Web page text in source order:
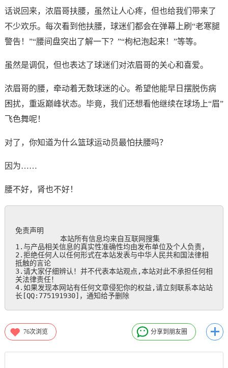
话说回来，浓眉哥扶腰，虽然让人心疼，但也给我们带来了
不少欢乐。每次看到他扶腰，球迷们都会在弹幕上刷“老寒腿
警告！”“腰间盘突出了解一下？”“枸杞泡起来！”等等。
虽然是调侃，但也表达了球迷们对浓眉哥的关心和喜爱。
浓眉哥的腰，牵动着无数球迷的心。希望他能早日摆脱伤病
困扰，重返巅峰状态。毕竟，我们还想看他继续在球场上“眉”
飞色舞呢！
对了，你知道为什么篮球运动员最怕扶腰吗？
因为……
腰不好，肾也不好！
免责声明
本站所有信息均来自互联网搜集
1.与产品相关信息的真实性准确性均由发布单位及个人负责，
2.拒绝任何人以任何形式在本站发表与中华人民共和国法律相
抵触的言论
3.请大家仔细辨认！并不代表本站观点,本站对此不承担任何相
关法律责任！
4.如果发现本网站有任何文章侵犯你的权益,请立刻联系本站站
长[QQ:775191930]，通知给予删除
76次浏览 分享到朋友圈